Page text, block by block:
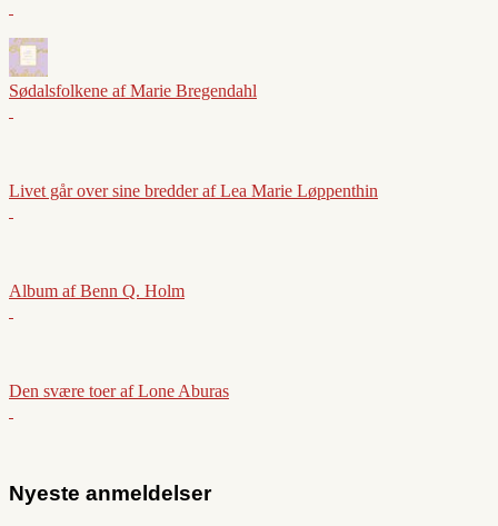
Sødalsfolkene af Marie Bregendahl
Livet går over sine bredder af Lea Marie Løppenthin
Album af Benn Q. Holm
Den svære toer af Lone Aburas
Nyeste anmeldelser